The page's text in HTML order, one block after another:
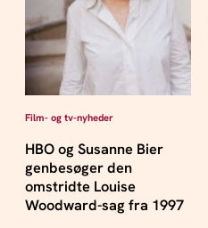
Film- og tv-nyheder
HBO og Susanne Bier
genbesøger den
omstridte Louise
Woodward-sag fra 1997